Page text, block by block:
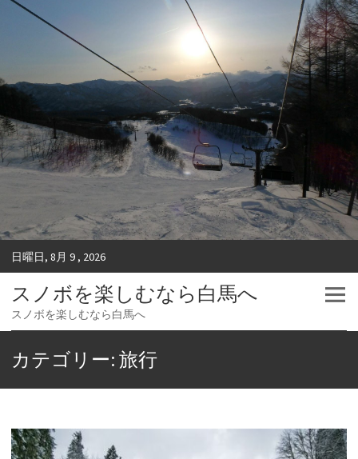
日曜日, 8月 9 , 2026
スノボを楽しむなら白馬へ
スノボを楽しむなら白馬へ
カテゴリー: 旅行